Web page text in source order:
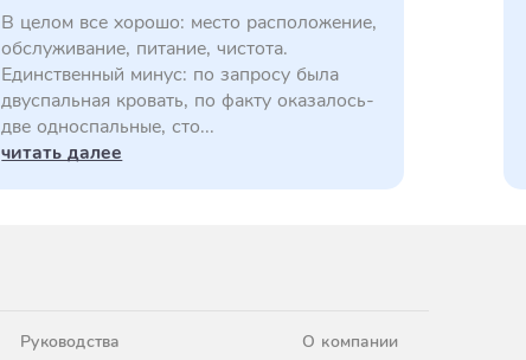
В целом все хорошо: место расположение,
обслуживание, питание, чистота.
Единственный минус: по запросу была
двуспальная кровать, по факту оказалось-
две односпальные, сто...
читать далее
Руководства О компании